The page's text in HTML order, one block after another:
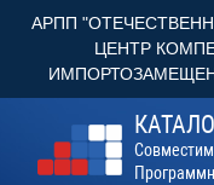
АРПП
ЦЕНТР